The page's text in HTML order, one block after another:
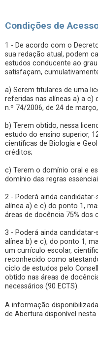
Condições de
1 - De acordo com o
sua redação atual, podem
estudos conducente ao
satisfaçam,
a) Serem titulares de uma
referidas nas alíneas a) a c)
n.º 74/2006, de 24 de
b) Terem obtido, nessa
estudo do ensino superior,
científicas de Biologia e
créditos;
c) Terem o domínio oral e
domínio das regras
2 - Poderá ainda
alínea a) e c) do ponto 1,
áreas de docência 75% dos
3 - Poderá ainda
alínea b) e c), do ponto 1,
um currículo escolar,
reconhecido como
ciclo de estudos pelo
obtido nas áreas de
necessários (90 ECTS).
A informação
de Abertura disponível nesta